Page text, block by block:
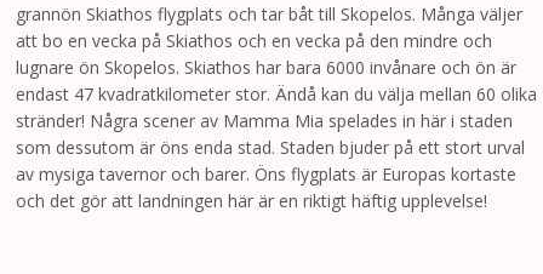
grannön Skiathos flygplats och tar båt till Skopelos. Många väljer
att bo en vecka på Skiathos och en vecka på den mindre och
lugnare ön Skopelos. Skiathos har bara 6000 invånare och ön är
endast 47 kvadratkilometer stor. Ändå kan du välja mellan 60 olika
stränder! Några scener av Mamma Mia spelades in här i staden
som dessutom är öns enda stad. Staden bjuder på ett stort urval
av mysiga tavernor och barer. Öns flygplats är Europas kortaste
och det gör att landningen här är en riktigt häftig upplevelse!